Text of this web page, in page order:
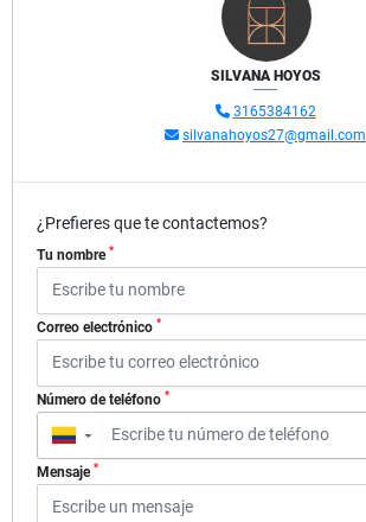
SILVANA HOYOS
3165384162
silvanahoyos27@gmail.com
¿Prefieres que te contactemos?
Tu nombre *
Correo electrónico *
Número de teléfono *
▼
Mensaje *